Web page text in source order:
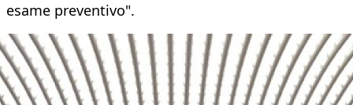
esame preventivo".